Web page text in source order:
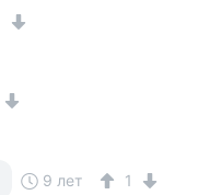
9 лет 1